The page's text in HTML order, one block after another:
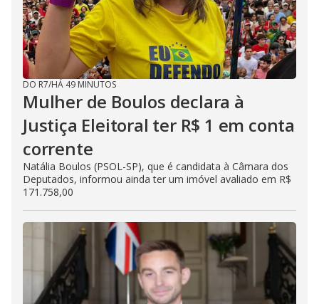
DO R7/HÁ 49 MINUTOS
Mulher de Boulos declara à
Justiça Eleitoral ter R$ 1 em conta
corrente
Natália Boulos (PSOL-SP), que é candidata à Câmara dos
Deputados, informou ainda ter um imóvel avaliado em R$
171.758,00